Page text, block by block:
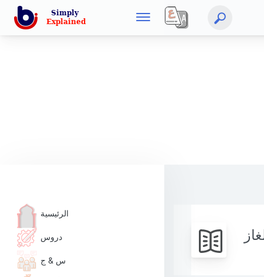
الرئيسية
دروس
س & ج